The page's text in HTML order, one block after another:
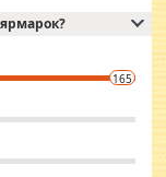
cheerful girl.
of her body and the
and figure
go to the health165